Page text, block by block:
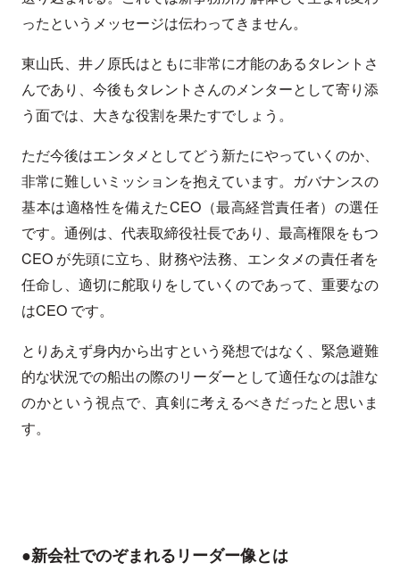
ったというメッセージは伝わってきません。
東山氏、井ノ原氏はともに非常に才能のあるタレントさ
んであり、今後もタレントさんのメンターとして寄り添
う面では、大きな役割を果たすでしょう。
ただ今後はエンタメとしてどう新たにやっていくのか、
非常に難しいミッションを抱えています。ガバナンスの
基本は適格性を備えたCEO（最高経営責任者）の選任
です。通例は、代表取締役社長であり、最高権限をもつ
CEO が先頭に立ち、財務や法務、エンタメの責任者を
任命し、適切に舵取りをしていくのであって、重要なの
はCEO です。
とりあえず身内から出すという発想ではなく、緊急避難
的な状況での船出の際のリーダーとして適任なのは誰な
のかという視点で、真剣に考えるべきだったと思いま
す。
●新会社でのぞまれるリーダー像とは